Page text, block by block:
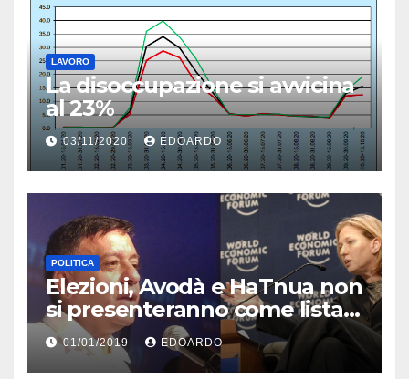
LAVORO
La disoccupazione si avvicina
al 23%
03/11/2020 EDOARDO
POLITICA
Elezioni, Avodà e HaTnua non
si presenteranno come lista
unica
01/01/2019 EDOARDO